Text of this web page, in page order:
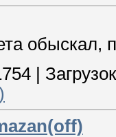
обыскал,
|